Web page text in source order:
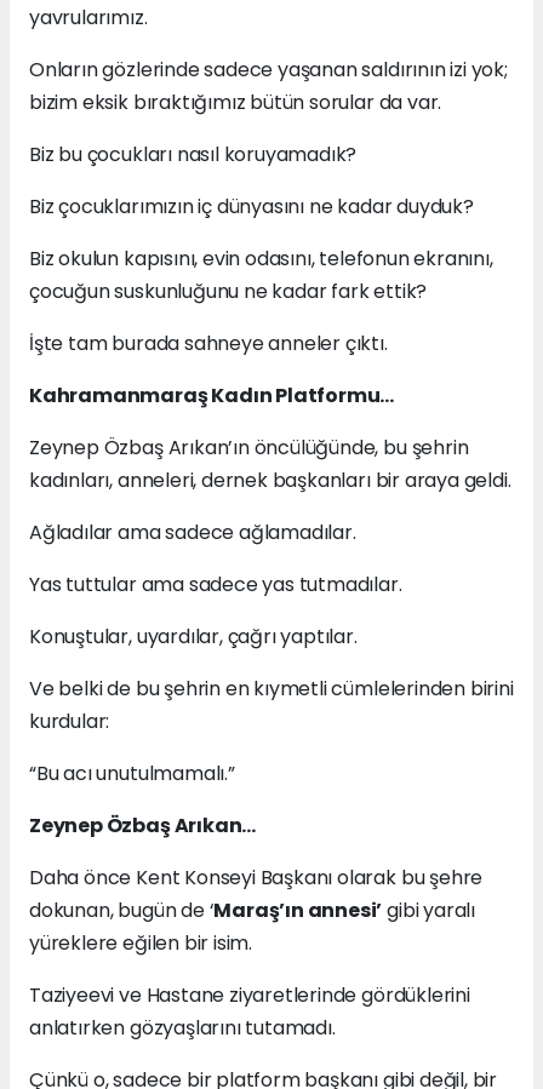
yavrularımız.
Onların gözlerinde sadece yaşanan saldırının izi yok;
bizim eksik bıraktığımız bütün sorular da var.
Biz bu çocukları nasıl koruyamadık?
Biz çocuklarımızın iç dünyasını ne kadar duyduk?
Biz okulun kapısını, evin odasını, telefonun ekranını,
çocuğun suskunluğunu ne kadar fark ettik?
İşte tam burada sahneye anneler çıktı.
Kahramanmaraş Kadın Platformu…
Zeynep Özbaş Arıkan’ın öncülüğünde, bu şehrin
kadınları, anneleri, dernek başkanları bir araya geldi.
Ağladılar ama sadece ağlamadılar.
Yas tuttular ama sadece yas tutmadılar.
Konuştular, uyardılar, çağrı yaptılar.
Ve belki de bu şehrin en kıymetli cümlelerinden birini
kurdular:
“Bu acı unutulmamalı.”
Zeynep Özbaş Arıkan…
Daha önce Kent Konseyi Başkanı olarak bu şehre
dokunan, bugün de ‘Maraş’ın annesi’gibi yaralı
yüreklere eğilen bir isim.
Taziyeevi ve Hastane ziyaretlerinde gördüklerini
anlatırken gözyaşlarını tutamadı.
Çünkü o, sadece bir platform başkanı gibi değil, bir